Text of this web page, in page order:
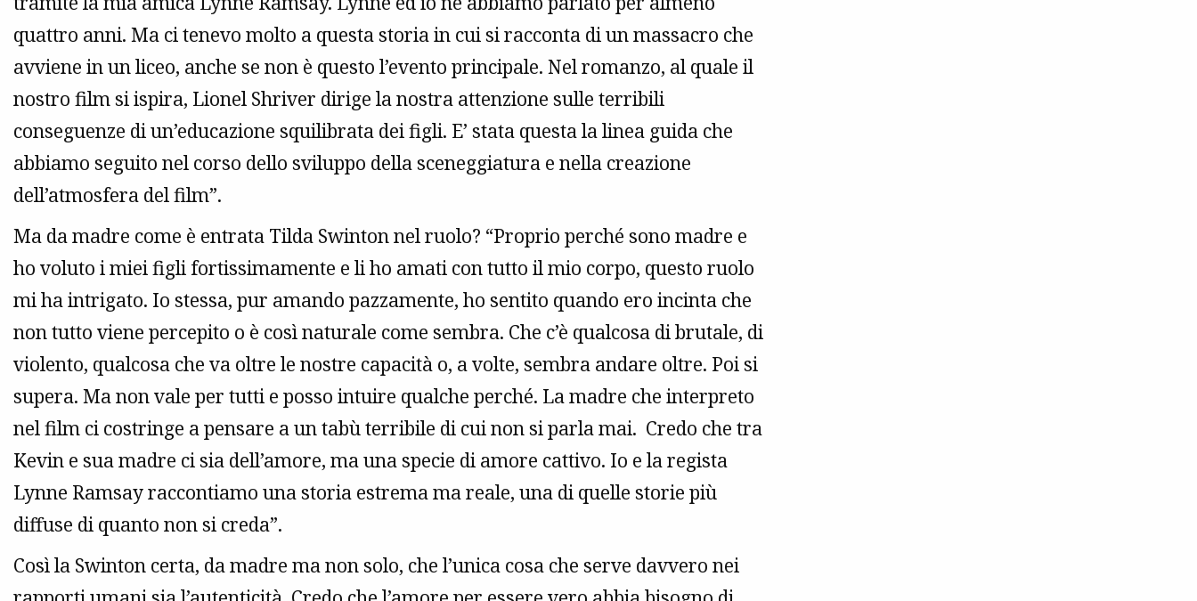
quattro anni. Ma ci tenevo molto a questa storia in cui si racconta di un massacro che
avviene in un liceo, anche se non è questo l’evento principale. Nel romanzo, al quale il
nostro film si ispira, Lionel Shriver dirige la nostra attenzione sulle terribili
conseguenze di un’educazione squilibrata dei figli. E’ stata questa la linea guida che
abbiamo seguito nel corso dello sviluppo della sceneggiatura e nella creazione
dell’atmosfera del film”.
Ma da madre come è entrata Tilda Swinton nel ruolo? “Proprio perché sono madre e
ho voluto i miei figli fortissimamente e li ho amati con tutto il mio corpo, questo ruolo
mi ha intrigato. Io stessa, pur amando pazzamente, ho sentito quando ero incinta che
non tutto viene percepito o è così naturale come sembra. Che c’è qualcosa di brutale, di
violento, qualcosa che va oltre le nostre capacità o, a volte, sembra andare oltre. Poi si
supera. Ma non vale per tutti e posso intuire qualche perché. La madre che interpreto
nel film ci costringe a pensare a un tabù terribile di cui non si parla mai. Credo che tra
Kevin e sua madre ci sia dell’amore, ma una specie di amore cattivo. Io e la regista
Lynne Ramsay raccontiamo una storia estrema ma reale, una di quelle storie più
diffuse di quanto non si creda”.
Così la Swinton certa, da madre ma non solo, che l’unica cosa che serve davvero nei